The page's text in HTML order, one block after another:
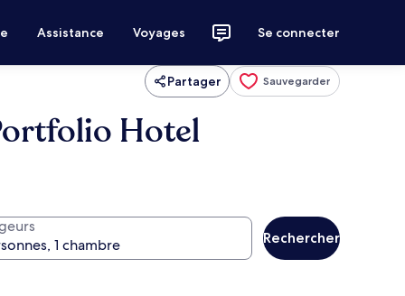
Assistance Voyages Se connecter
Partager Sauvegarder
Hotel
Rechercher